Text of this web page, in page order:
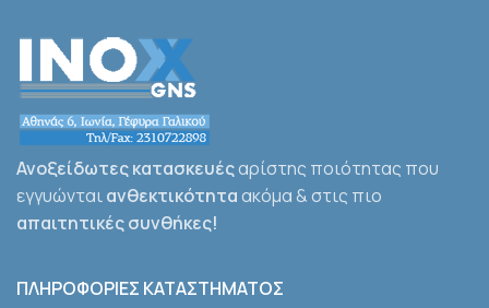
Ανοξείδωτες κατασκευέςαρίστης ποιότητας που
εγγυώνταιανθεκτικότηταακόμα & στις πιο
απαιτητικές συνθήκες!
ΠΛΗΡΟΦΟΡΙΕΣ ΚΑΤΑΣΤΗΜΑΤΟΣ